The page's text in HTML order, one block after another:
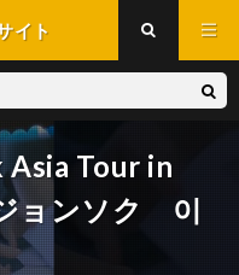
イト
Asia Tour in
ョンソク 이